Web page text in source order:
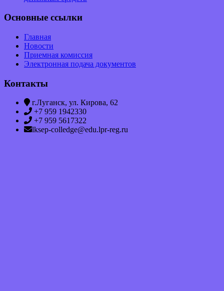
Основные ссылки
Главная
Новости
Приемная комиссия
Электронная подача документов
Контакты
г.Луганск, ул. Кирова, 62
+7 959 1942330
+7 959 5617322
lksep-colledge@edu.lpr-reg.ru